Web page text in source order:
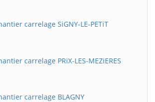
carrelage SiGNY-LE-PETiT
carrelage PRiX-LES-MEZiERES
carrelage BLAGNY